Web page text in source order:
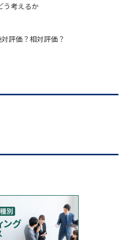
う考えるか
評価？相対評価？